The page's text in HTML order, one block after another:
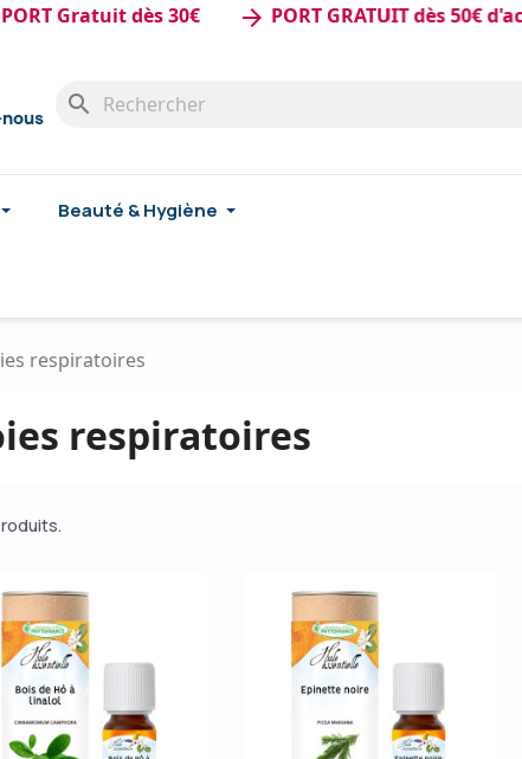
Gratuit dès 30€ PORT GRATUIT dès 50€ d'achat
search
Beauté & Hygiène
respiratoires
respiratoires